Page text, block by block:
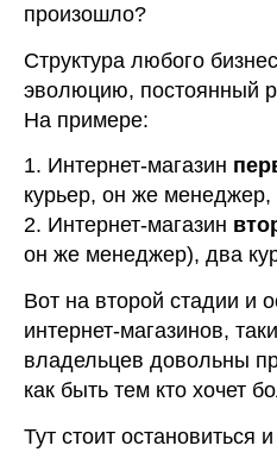
произошло?
Структура любого
эволюцию, постоянный
На примере:
1. Интернет-магазин
курьер, он же менеджер,
2. Интернет-магазин
он же менеджер), два
Вот на второй стадии и
интернет-магазинов,
владельцев довольны
как быть тем кто хочет
Тут стоит остановиться